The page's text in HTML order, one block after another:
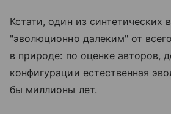
Кстати, один из синтетических
"эволюционно далеким" от
в природе: по оценке авторов,
конфигурации естественная
бы миллионы лет.